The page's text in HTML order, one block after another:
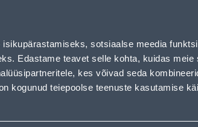
sotsiaalse meedia
Edastame teavet selle kohta, kuidas meie
kes võivad seda
kogunud teiepoolse teenuste kasutamise
Karjäärileht
OTSI